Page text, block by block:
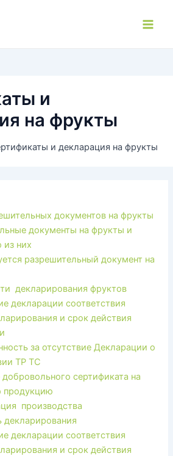
и
на фрукты
и декларация на фрукты
документов на фрукты
документы на фрукты и
из них
разрешительный документ на
декларирования фруктов
декларации соответствия
и срок действия
за отсутствие Декларации о
ТР ТС
сертификата на
продукцию
производства
декларирования
декларации соответствия
и срок действия